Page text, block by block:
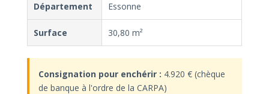
Département Essonne
Surface 30,80 m²
Consignation pour enchérir : 4.920 € (chèque
de banque à l'ordre de la CARPA)